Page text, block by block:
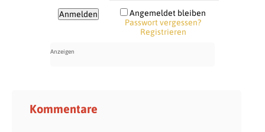
Angemeldet bleiben
Passwort vergessen?
Registrieren
Kommentare